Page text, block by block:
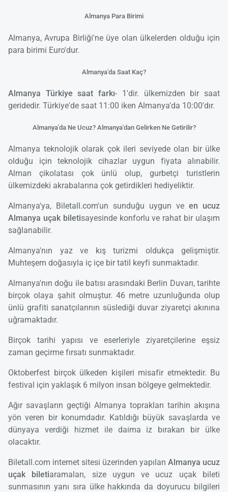
Almanya Para Birimi
Almanya, Avrupa Birliği'ne üye olan ülkelerden olduğu için
para birimi Euro'dur.
Almanya'da Saat Kaç?
Almanya Türkiye saat farkı- 1'dir. ülkemizden bir saat
geridedir. Türkiye'de saat 11:00 iken Almanya'da 10:00'dır.
Almanya'da Ne Ucuz? Almanya'dan Gelirken Ne Getirilir?
Almanya teknolojik olarak çok ileri seviyede olan bir ülke
olduğu için teknolojik cihazlar uygun fiyata alınabilir.
Alman çikolatası çok ünlü olup, gurbetçi turistlerin
ülkemizdeki akrabalarına çok getirdikleri hediyeliktir.
Almanya'ya, Biletall.com'un sunduğu uygun ve en ucuz
Almanya uçak biletisayesinde konforlu ve rahat bir ulaşım
sağlanabilir.
Almanya'nın yaz ve kış turizmi oldukça gelişmiştir.
Muhteşem doğasıyla iç içe bir tatil keyfi sunmaktadır.
Almanya'nın doğu ile batısı arasındaki Berlin Duvarı, tarihte
birçok olaya şahit olmuştur. 46 metre uzunluğunda olup
ünlü grafiti sanatçılarının süslediği duvar ziyaretçi akınına
uğramaktadır.
Birçok tarihi yapısı ve eserleriyle ziyaretçilerine eşsiz
zaman geçirme fırsatı sunmaktadır.
Oktoberfest birçok ülkeden kişileri misafir etmektedir. Bu
festival için yaklaşık 6 milyon insan bölgeye gelmektedir.
Ağır savaşların geçtiği Almanya toprakları tarihin akışına
yön veren bir konumdadır. Katıldığı büyük savaşlarda ve
dünyaya verdiği hizmet ile daima iz bırakan bir ülke
olacaktır.
Biletall.com internet sitesi üzerinden yapılan Almanya ucuz
uçak biletiaramaları, size uygun ve ucuz uçak bileti
sunmasının yanı sıra ülke hakkında da doyurucu bilgileri